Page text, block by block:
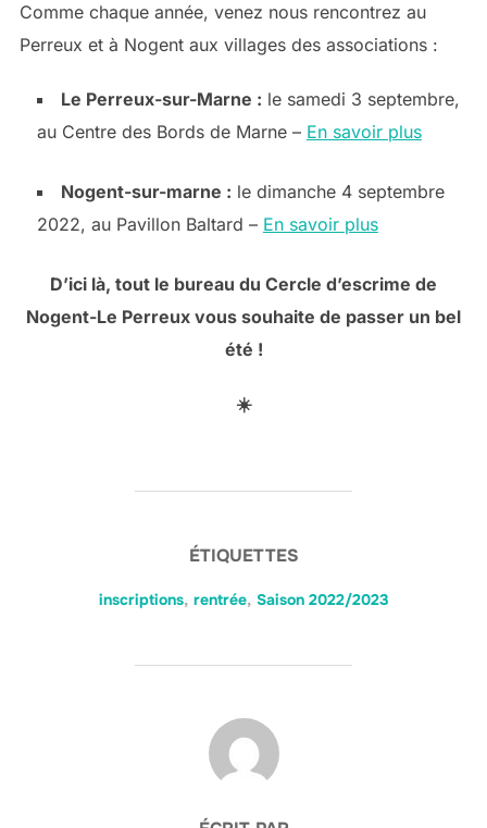
Comme chaque année, venez nous rencontrez au
Perreux et à Nogent aux villages des associations :
Le Perreux-sur-Marne : le samedi 3 septembre,
au Centre des Bords de Marne – En savoir plus
Nogent-sur-marne : le dimanche 4 septembre
2022, au Pavillon Baltard – En savoir plus
D’ici là, tout le bureau du Cercle d’escrime de
Nogent-Le Perreux vous souhaite de passer un bel
été !
☀️
ÉTIQUETTES
inscriptions, rentrée, Saison 2022/2023
AUTEUR DE LA PUBLICATION